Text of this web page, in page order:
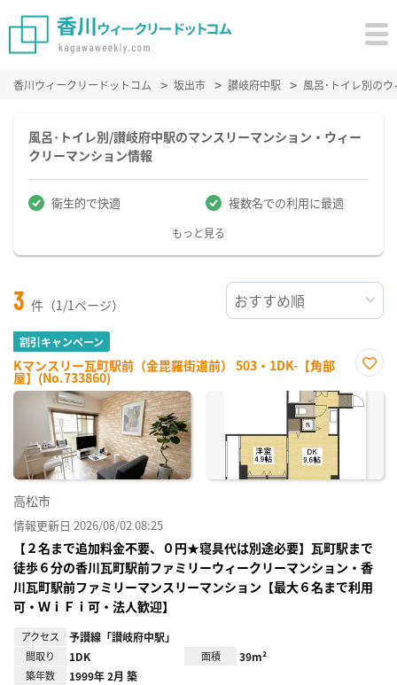
香川ウィークリードットコム 坂出市 讃岐府中駅 風呂･トイレ別の
風呂･トイレ別/讃岐府中駅のマンスリーマンション・ウィー
クリーマンション情報
衛生的で快適 複数名での利用に最適
もっと見る
3 件（1/1ページ）
割引キャンペーン
Kマンスリー瓦町駅前（金毘羅街道前） 503・1DK-【角部
屋】(No.733860)
に入
り登
高松市
情報更新日 2026/08/02 08:25
【２名まで追加料金不要、０円★寝具代は別途必要】瓦町駅まで
徒歩６分の香川瓦町駅前ファミリーウィークリーマンション・香
川瓦町駅前ファミリーマンスリーマンション【最大６名まで利用
可・ＷｉＦｉ可・法人歓迎】
アクセス 予讃線「讃岐府中駅」
間取り 1DK 面積 39m²
築年数 1999年 2月 築